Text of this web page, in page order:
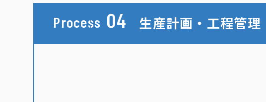
Process 04 生産計画・工程管理